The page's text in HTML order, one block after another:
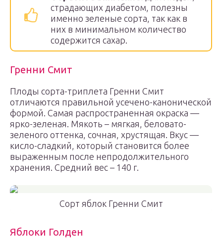
страдающих диабетом, полезны
именно зеленые сорта, так как в
них в минимальном количество
содержится сахар.
Гренни Смит
Плоды сорта-триплета Гренни Смит
отличаются правильной усечено-канонической
формой. Самая распространенная окраска —
ярко-зеленая. Мякоть – мягкая, беловато-
зеленого оттенка, сочная, хрустящая. Вкус —
кисло-сладкий, который становится более
выраженным после непродолжительного
хранения. Средний вес – 140 г.
Сорт яблок Гренни Смит
Яблоки Голден